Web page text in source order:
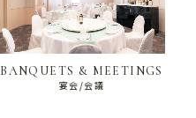
BANQUETS & MEETINGS
宴会/会議